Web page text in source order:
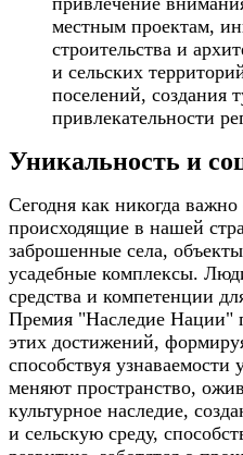
местным проектам,
строительства и
и сельских
поселений, создания
привлекательности
Уникальность и
Сегодня как никогда
происходящие в нашей
заброшенные села,
усадебные комплексы.
средства и компетенции
Премия "Наследие Нации"
этих достижений,
способствуя узнаваемости
меняют пространство,
культурное наследие,
и сельскую среду,